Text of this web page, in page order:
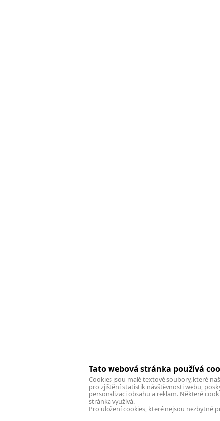
Tato webová stránka používá
Cookies jsou malé textové soubory, které
pro zjištění statistik návštěvnosti webu,
personalizaci obsahu a reklam. Některé
stránka využívá.
Pro uložení cookies, které nejsou nezbytné